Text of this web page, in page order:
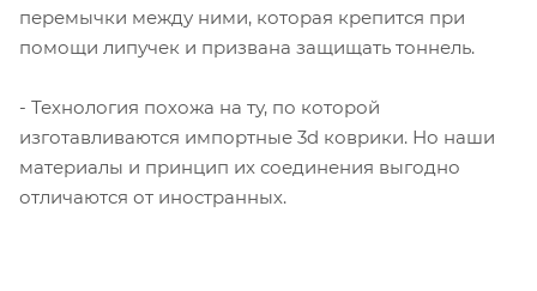
перемычки между ними, которая крепится при
помощи липучек и призвана защищать тоннель.
- Технология похожа на ту, по которой
изготавливаются импортные 3d коврики. Но наши
материалы и принцип их соединения выгодно
отличаются от иностранных.